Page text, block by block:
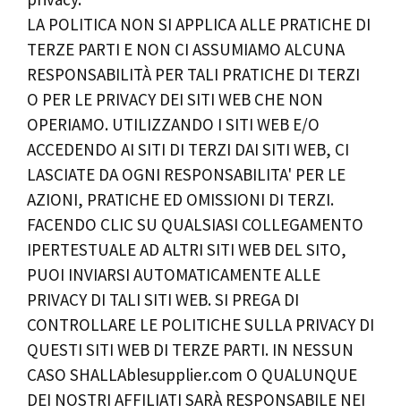
LA POLITICA NON SI APPLICA ALLE PRATICHE DI
TERZE PARTI E NON CI ASSUMIAMO ALCUNA
RESPONSABILITÀ PER TALI PRATICHE DI TERZI
O PER LE PRIVACY DEI SITI WEB CHE NON
OPERIAMO. UTILIZZANDO I SITI WEB E/O
ACCEDENDO AI SITI DI TERZI DAI SITI WEB, CI
LASCIATE DA OGNI RESPONSABILITA' PER LE
AZIONI, PRATICHE ED OMISSIONI DI TERZI.
FACENDO CLIC SU QUALSIASI COLLEGAMENTO
IPERTESTUALE AD ALTRI SITI WEB DEL SITO,
PUOI INVIARSI AUTOMATICAMENTE ALLE
PRIVACY DI TALI SITI WEB. SI PREGA DI
CONTROLLARE LE POLITICHE SULLA PRIVACY DI
QUESTI SITI WEB DI TERZE PARTI. IN NESSUN
CASO SHALLAblesupplier.com O QUALUNQUE
DEI NOSTRI AFFILIATI SARÀ RESPONSABILE NEI